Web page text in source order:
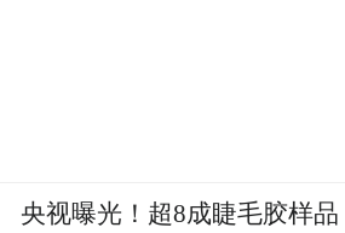
央视曝光！超8成睫毛胶样品